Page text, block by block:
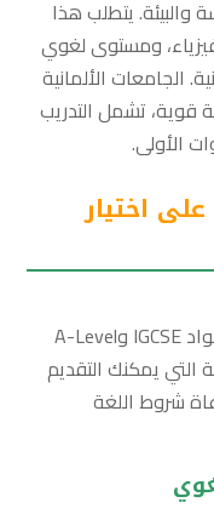
والبيئة. يتطلب هذا
ومستوى لغوي
الجامعات الألمانية
تشمل التدريب
الأولى.
اختيار
بمراجعة مواد IGCSE وA-Level
التي يمكنك التقديم
شروط اللغة